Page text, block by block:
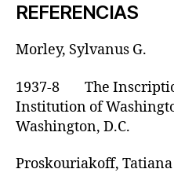
REFERENCIAS
Morley, Sylvanus G.
1937-8 The
Institution of
Washington, D.C.
Proskouriakoff, Tatiana